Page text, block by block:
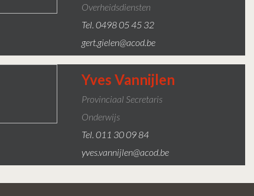
Overheidsdiensten
Tel. 0498 05 45 32
gert.gielen@acod.be
Yves Vannijlen
Provinciaal Secretaris
Onderwijs
Tel. 011 30 09 84
yves.vannijlen@acod.be